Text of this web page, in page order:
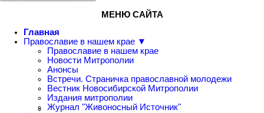
МЕНЮ САЙТА
Главная
Православие в нашем крае ▼
Православие в нашем крае
Новости Митрополии
Анонсы
Встречи. Страничка православной молодежи
Вестник Новосибирской Митрополии
Издания митрополии
Журнал "Живоносный Источник"